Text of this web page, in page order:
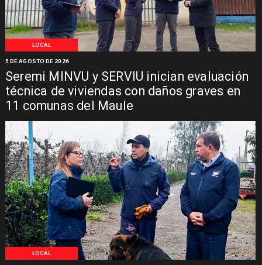
LOCAL
Seremi MINVU y SERVIU inician evaluación
técnica de viviendas con daños graves en
11 comunas del Maule
5 DE AGOSTO DE 2026
LOCAL